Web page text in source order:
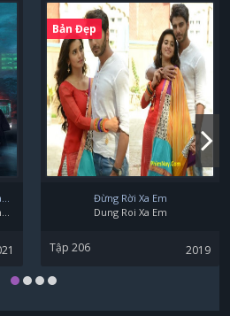
Người Lái Đò: Truyền Thuyết Nam Dương
The Ferryman: Legends Of Nanyang
Bản Đẹp
Đừng Rời Xa Em
Dung Roi Xa Em
Tập 206 2019